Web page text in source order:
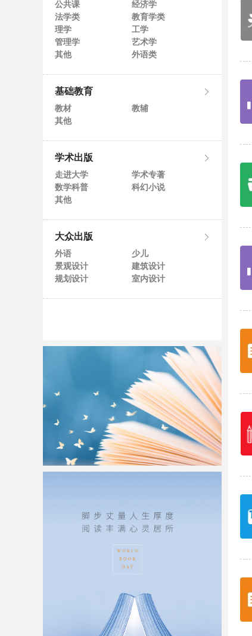
公共课
经济学
法学类
教育学类
理学
工学
管理学
艺术学
其他
外语类
基础教育
教材
教辅
其他
学术出版
走进大学
学术专著
数学科普
科幻小说
其他
大众出版
外语
少儿
景观设计
建筑设计
规划设计
室内设计